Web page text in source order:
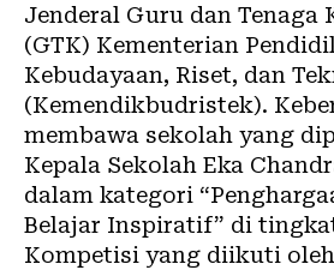
Jenderal Guru dan Tenaga
(GTK) Kementerian
Kebudayaan, Riset, dan
(Kemendikbudristek).
membawa sekolah yang
Kepala Sekolah Eka
dalam kategori
Belajar Inspiratif” di
Kompetisi yang diikuti